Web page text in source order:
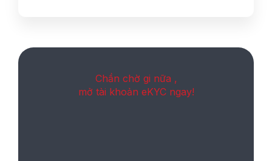
Chần chờ gi nữa ,
mở tài khoản eKYC ngay!